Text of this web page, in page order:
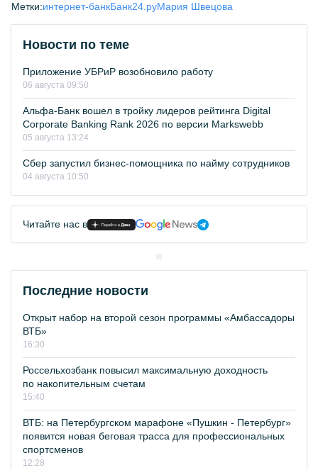
Метки:интернет-банкБанк24.руМария Швецова
Новости по теме
Приложение УБРиР возобновило работу
06 августа 09:50
Альфа-Банк вошел в тройку лидеров рейтинга Digital
Corporate Banking Rank 2026 по версии Markswebb
05 августа 13:24
Сбер запустил бизнес-помощника по найму сотрудников
04 августа 10:50
Читайте нас в
Последние новости
Открыт набор на второй сезон программы «Амбассадоры
ВТБ»
16:30
Россельхозбанк повысил максимальную доходность
по накопительным счетам
15:40
ВТБ: на Петербургском марафоне «Пушкин - Петербург»
появится новая беговая трасса для профессиональных
спортсменов
12:28